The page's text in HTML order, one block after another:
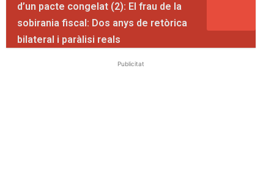
d’un pacte congelat (2): El frau de la
sobirania fiscal: Dos anys de retòrica
bilateral i paràlisi reals
Publicitat